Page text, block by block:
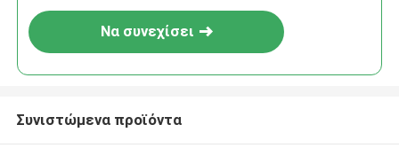
Να συνεχίσει
Συνιστώμενα προϊόντα